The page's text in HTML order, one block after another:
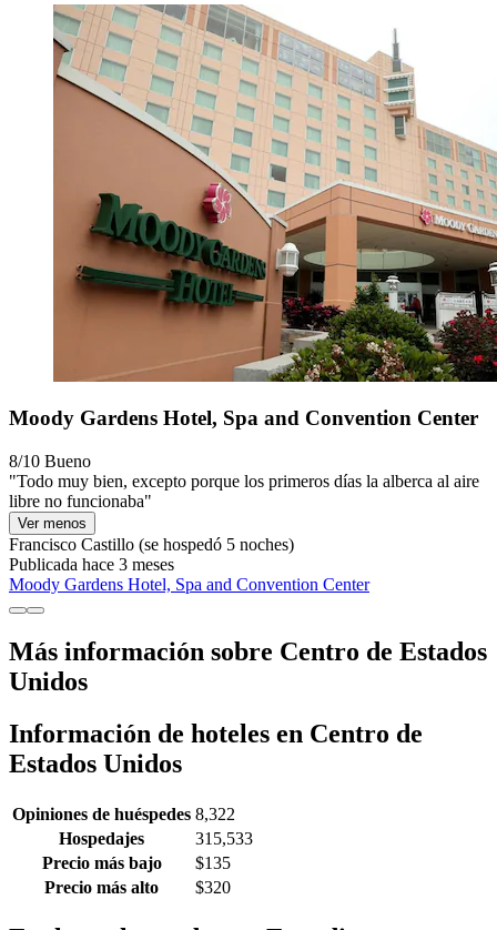
Moody Gardens Hotel, Spa and Convention Center
8/10 Bueno
"Todo muy bien, excepto porque los primeros días la alberca al aire
libre no funcionaba"
Ver menos
Francisco Castillo (se hospedó 5 noches)
Publicada hace 3 meses
Moody Gardens Hotel, Spa and Convention Center
Más información sobre Centro de Estados
Unidos
Información de hoteles en Centro de
Estados Unidos
Opiniones de huéspedes 8,322
Hospedajes
315,533
Precio más bajo
$135
Precio más alto
$320